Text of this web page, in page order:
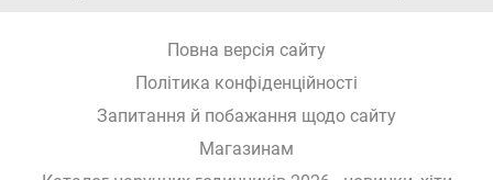
Повна версія сайту
Політика конфіденційності
Запитання й побажання щодо сайту
Магазинам